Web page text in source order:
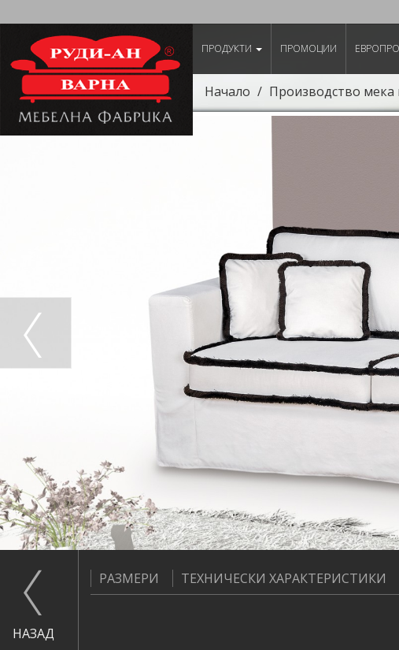
ПРОДУКТИ ПРОМОЦИИ
Начало Производство мека
НАЗАД
РАЗМЕРИ ТЕХНИЧЕСКИ ХАРАКТЕРИСТИКИ